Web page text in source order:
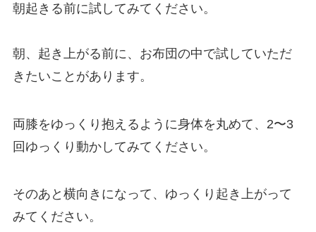
朝起きる前に試してみてください。
朝、起き上がる前に、お布団の中で試していただ
きたいことがあります。
両膝をゆっくり抱えるように身体を丸めて、2〜3
回ゆっくり動かしてみてください。
そのあと横向きになって、ゆっくり起き上がって
みてください。